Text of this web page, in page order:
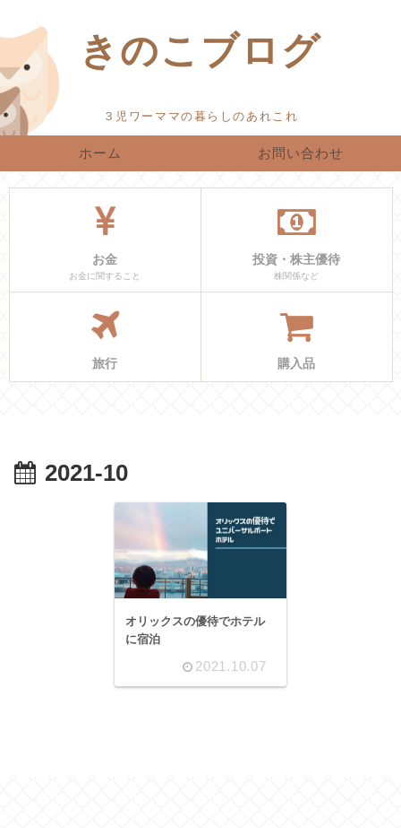
きのこブログ
ホーム お問い合わせ
お金
お金に関すること
投資・株主優待
株関係など
旅行 購入品
2021-10
オリックスの優待でホテル
に宿泊
2021.10.07